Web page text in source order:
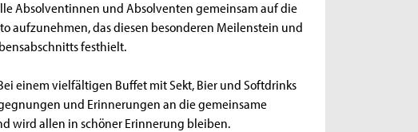
Absolventinnen und Absolventen gemeinsam auf die
aufzunehmen, das diesen besonderen Meilenstein und
festhielt.
einem vielfältigen Buffet mit Sekt, Bier und Softdrinks
und Erinnerungen an die gemeinsame
wird allen in schöner Erinnerung bleiben.